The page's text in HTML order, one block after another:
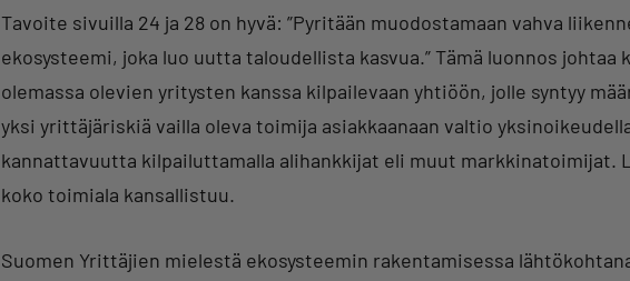
Tavoite sivuilla 24 ja 28 on hyvä: ”Pyritään muodostamaan vahva
ekosysteemi, joka luo uutta taloudellista kasvua.” Tämä luonnos
olemassa olevien yritysten kanssa kilpailevaan yhtiöön, jolle syntyy
yksi yrittäjäriskiä vailla oleva toimija asiakkaanaan valtio
kannattavuutta kilpailuttamalla alihankkijat eli muut markkinatoimijat.
koko toimiala kansallistuu.
Suomen Yrittäjien mielestä ekosysteemin rakentamisessa